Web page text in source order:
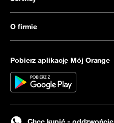
O firmie
Pobierz aplikację Mój Orange